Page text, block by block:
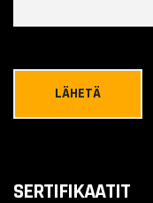
SERTIFIKAATIT